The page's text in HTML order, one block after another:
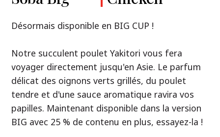
Trois univers de saveurs, un seul objectif : le
vrai ramen de niveau restaurant – sans le
restaurant.
Avec Nissin Ramen Premium, découvrez le
plaisir du ramen japonais comme jamais
Désormais disponible en BIG CUP !
Notre succulent poulet Yakitori vous fera
voyager directement jusqu'en Asie. Le parfum
délicat des oignons verts grillés, du poulet
tendre et d'une sauce aromatique ravira vos
papilles. Maintenant disponible dans la version
BIG avec 25 % de contenu en plus, essayez-la !
Notre recommandation: découvrez le goût de
Ramen !
Une soupe ramen qui, comme la cuisine
thaïlandaise elle-même, est synonyme
d'équilibre parfait et d'harmonie gustative.
La saveur de poulet caramélisé combinée aux